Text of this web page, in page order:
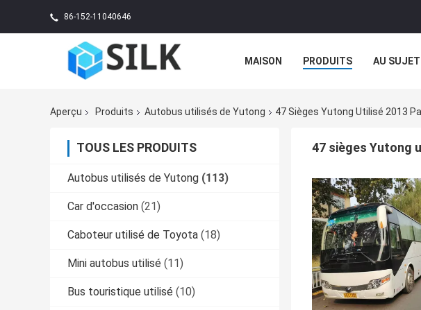
86-152-11040646
MAISON PRODUITS AU
Aperçu Produits Autobus utilisés de Yutong 47 Sièges Yutong Utilisé 2013
TOUS LES PRODUITS
Autobus utilisés de Yutong (113)
Car d'occasion (21)
Caboteur utilisé de Toyota (18)
Mini autobus utilisé (11)
Bus touristique utilisé (10)
47 sièges Yutong